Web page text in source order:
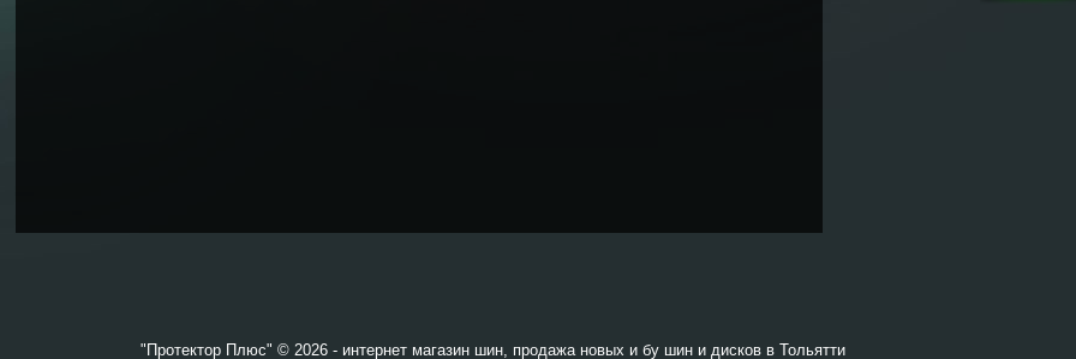
"Протектор Плюс" © 2026 - интернет магазин шин, продажа новых и бу шин и дисков в Тольятти